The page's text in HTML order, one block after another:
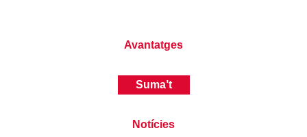
Avantatges
Suma’t
Notícies